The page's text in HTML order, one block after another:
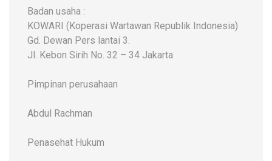
Badan usaha :
KOWARI (Koperasi Wartawan Republik Indonesia)
Gd. Dewan Pers lantai 3.
Jl. Kebon Sirih No. 32 – 34 Jakarta
Pimpinan perusahaan
Abdul Rachman
Penasehat Hukum